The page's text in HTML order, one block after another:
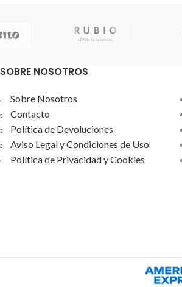
SOBRE NOSOTROS
Sobre Nosotros
Contacto
Política de Devoluciones
Aviso Legal y Condiciones de Uso
Política de Privacidad y Cookies